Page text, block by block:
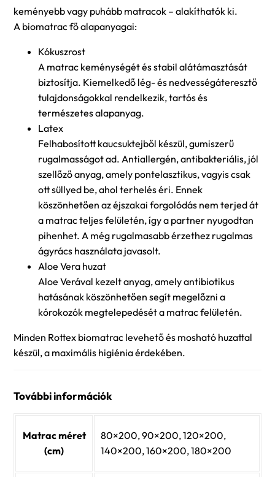
keményebb vagy puhább matracok – alakíthatók ki.
A biomatrac fő alapanyagai:
Kókuszrost
A matrac keménységét és stabil alátámasztását
biztosítja. Kiemelkedő lég- és nedvességáteresztő
tulajdonságokkal rendelkezik, tartós és
természetes alapanyag.
Latex
Felhabosított kaucsuktejből készül, gumiszerű
rugalmasságot ad. Antiallergén, antibakteriális, jól
szellőző anyag, amely pontelasztikus, vagyis csak
ott süllyed be, ahol terhelés éri. Ennek
köszönhetően az éjszakai forgolódás nem terjed át
a matrac teljes felületén, így a partner nyugodtan
pihenhet. A még rugalmasabb érzethez rugalmas
ágyrács használata javasolt.
Aloe Vera huzat
Aloe Verával kezelt anyag, amely antibiotikus
hatásának köszönhetően segít megelőzni a
kórokozók megtelepedését a matrac felületén.
Minden Rottex biomatrac levehető és mosható huzattal
készül, a maximális higiénia érdekében.
További információk
Matrac méret
(cm)
80×200, 90×200, 120×200,
140×200, 160×200, 180×200